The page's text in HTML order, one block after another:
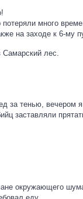
много
на заходе к 6-му
лес.
за тенью, вечером
заставляли
окружающего